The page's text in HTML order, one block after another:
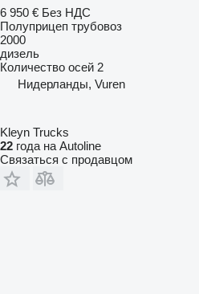
6 950 € Без НДС
Полуприцеп трубовоз
2000
дизель
Количество осей 2
Нидерланды, Vuren
Kleyn Trucks
22 года на Autoline
Связаться с продавцом